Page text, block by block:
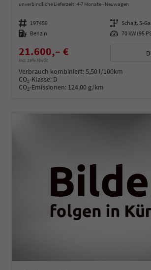
unverbindliche Lieferzeit: 4-7 Monate Neuwagen
Fahrzeugnummer 197459 Getriebe Schalt. 5-
Kraftstoff Benzin Leistung 70 kW (95
21.600,– €
incl. 19% MwSt.
Verbrauch kombiniert:5,50 l/100km
CO2-Klasse: D
CO2-Emissionen: 124,00 g/km